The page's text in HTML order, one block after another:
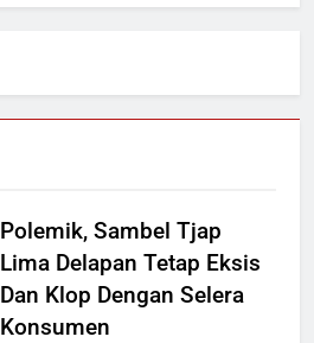
Polemik, Sambel Tjap
Lima Delapan Tetap Eksis
Dan Klop Dengan Selera
Konsumen